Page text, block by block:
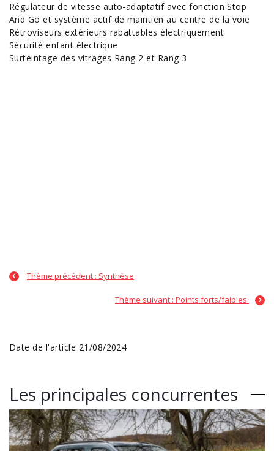
Régulateur de vitesse auto-adaptatif avec fonction Stop
And Go et système actif de maintien au centre de la voie
Rétroviseurs extérieurs rabattables électriquement
Sécurité enfant électrique
Surteintage des vitrages Rang 2 et Rang 3
Thème précédent : Synthèse
Thème suivant : Points forts/faibles
Date de l'article 21/08/2024
Les principales concurrentes